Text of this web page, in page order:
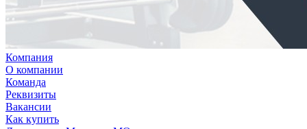
Компания
О компании
Команда
Реквизиты
Вакансии
Как купить